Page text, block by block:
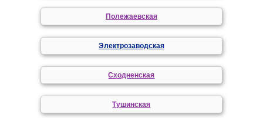
Полежаевская
Электрозаводская
Сходненская
Тушинская